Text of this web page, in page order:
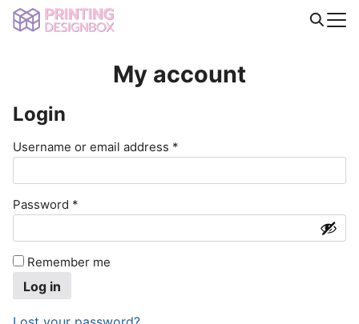
Skip
My account
Login
Username or email address *
Password *
Remember me
Log in